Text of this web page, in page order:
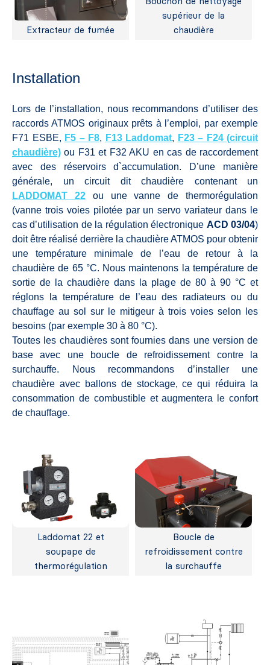
Extracteur de fumée
supérieur de la
chaudière
Installation
Lors de l’installation, nous recommandons d’utiliser des
raccords ATMOS originaux prêts à l’emploi, par exemple
F71 ESBE, F5 – F8, F13 Laddomat, F23 – F24 (circuit
chaudière) ou F31 et F32 AKU en cas de raccordement
avec des réservoirs d`accumulation. D’une manière
générale, un circuit dit chaudière contenant un
LADDOMAT 22ou une vanne de thermorégulation
(vanne trois voies pilotée par un servo variateur dans le
cas d’utilisation de la régulation électronique ACD 03/04)
doit être réalisé derrière la chaudière ATMOS pour obtenir
une température minimale de l’eau de retour à la
chaudière de 65 °C. Nous maintenons la température de
sortie de la chaudière dans la plage de 80 à 90 °C et
réglons la température de l’eau des radiateurs ou du
chauffage au sol sur le mitigeur à trois voies selon les
besoins (par exemple 30 à 80 °C).
Toutes les chaudières sont fournies dans une version de
base avec une boucle de refroidissement contre la
surchauffe. Nous recommandons d’installer une
chaudière avec ballons de stockage, ce qui réduira la
consommation de combustible et augmentera le confort
de chauffage.
Laddomat 22 et
soupape de
thermorégulation
Boucle de
refroidissement contre
la surchauffe